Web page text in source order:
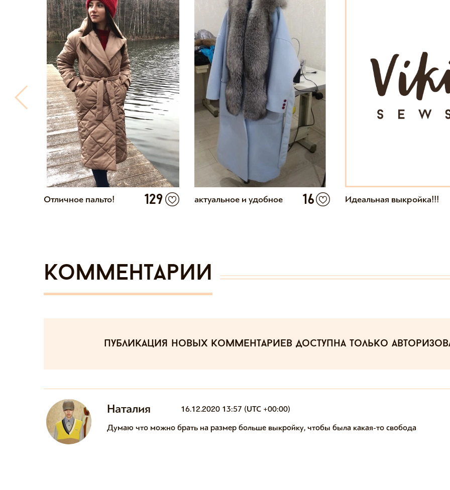
Отличное пальто! 129 актуальное и удобное 16 Идеальная выкройка!!!
Комментарии
публикация новых комментариев доступна только
Наталия 16.12.2020 13:57 (UTC +00:00)
Думаю что можно брать на размер больше выкройку, чтобы была какая-то свобода